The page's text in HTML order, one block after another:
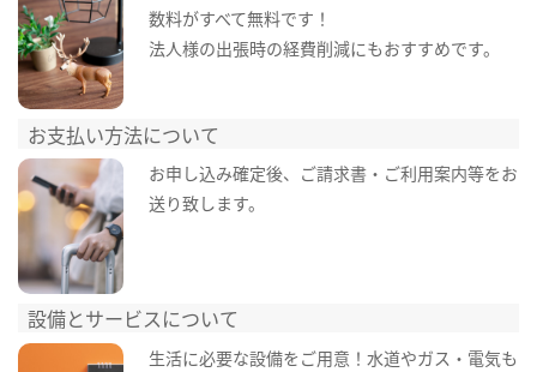
数料がすべて無料です！
法人様の出張時の経費削減にもおすすめです。
お支払い方法について
お申し込み確定後、ご請求書・ご利用案内等をお
送り致します。
設備とサービスについて
生活に必要な設備をご用意！水道やガス・電気も